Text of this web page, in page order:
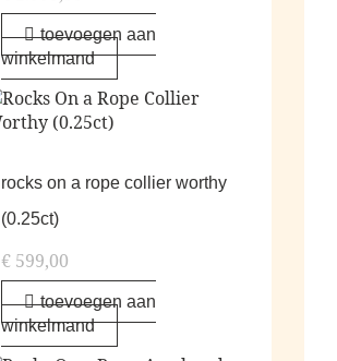
toevoegen aan
winkelmand
rocks on a rope collier worthy
(0.25ct)
€ 599,00
toevoegen aan
winkelmand